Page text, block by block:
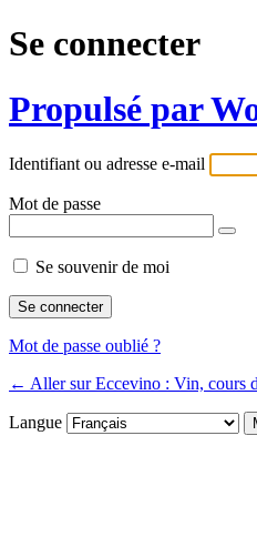
Se connecter
Propulsé par
Identifiant ou adresse e-mail
Mot de passe
Se souvenir de moi
Mot de passe oublié ?
← Aller sur Eccevino : Vin, cours
Langue